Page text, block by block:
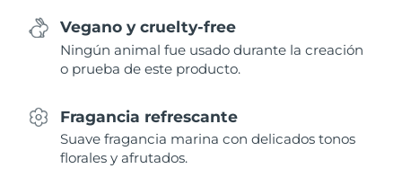
Vegano y cruelty-free
Ningún animal fue usado durante la creación
o prueba de este producto.
Fragancia refrescante
Suave fragancia marina con delicados tonos
florales y afrutados.
Arabia Saudí
Singapur Entrega prevista8/13/26
Eslovenia Entrega prevista8/11/26